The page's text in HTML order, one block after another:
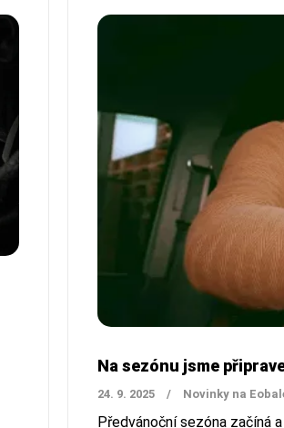
Na sezónu jsme
24. 9. 2025 / Novinky na
Předvánoční sezóna začíná